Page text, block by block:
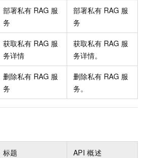
部署私有 RAG 服
务
部署私有 RAG 服
务
获取私有 RAG 服
务详情
获取私有 RAG 服
务详情。
删除私有 RAG 服
务
删除私有 RAG 服
务。
标题 API 概述